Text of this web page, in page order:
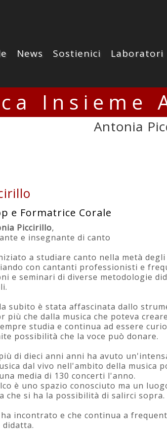
News Sostienici Laboratori
Insieme
Antonia
e Formatrice Corale
Piccirillo,
e insegnante di canto
a studiare canto nella metà
con cantanti professionisti e
e seminari di diverse metodologie
subito è stata affascinata dallo
più che dalla musica che poteva
studia e continua ad essere
possibilità che la voce può donare.
di dieci anni anni ha avuto
dal vivo nell'ambito della musica
media di 130 concerti l'anno.
è uno spazio conosciuto ma un
che si ha la possibilità di salirci sopra.
incontrato e che continua a